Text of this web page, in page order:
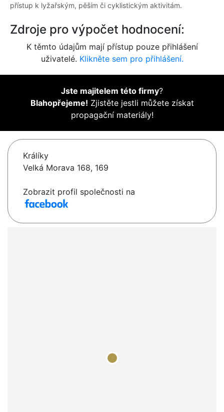
přístup k lyžařským, pěším či cyklistickým aktivitám.
Zdroje pro výpočet hodnocení:
K těmto údajům mají přístup pouze přihlášení
uživatelé. Klikněte sem pro přihlášení.
Jste majitelem této firmy?
Blahopřejeme! Zjistěte jestli můžete získat
propagační materiály!
Králíky
Velká Morava 168, 169
Zobrazit profil společnosti na